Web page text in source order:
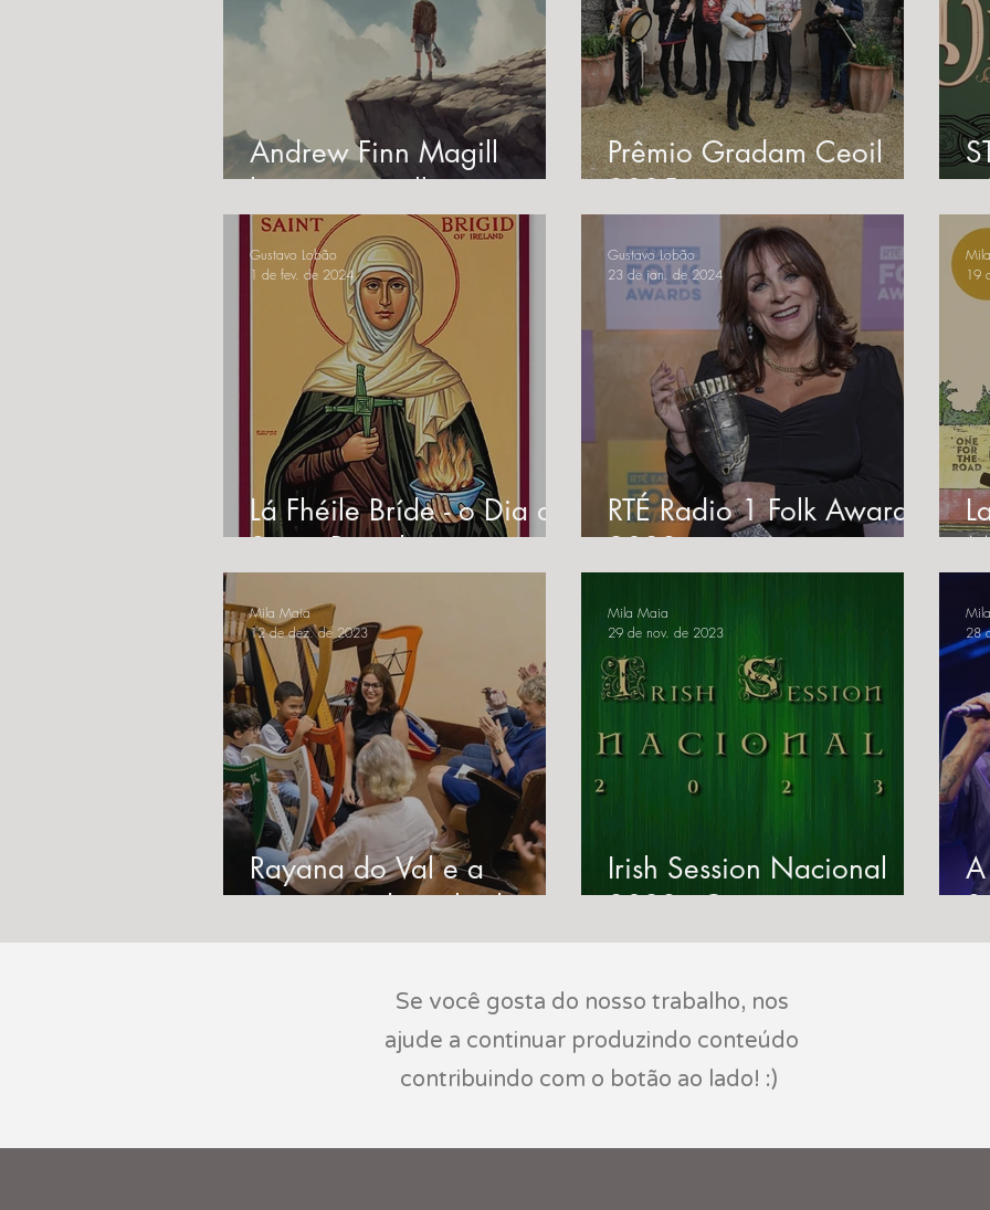
Andrew Finn Magill
lança novo álbum
"Courting The Sun"
Prêmio Gradam Ceoil
2025
-
Lá Fhéile Bríde - o Dia de
Santa Brígida
Gustavo Lobão
1 de fev. de 2024
RTÉ Radio 1 Folk Awards
2023
Gustavo Lobão
23 de jan. de 2024
19
Rayana do Val e a
conquista do título de
Vassouras como 'Capital
Mila Maia
12 de dez. de 2023
Irish Session Nacional
2023 - Como se
preparar para a grande
session na próxima
semana!
Mila Maia
29 de nov. de 2023
28
Se você gosta do nosso trabalho, nos
ajude a continuar produzindo conteúdo
contribuindo com o botão ao lado! :)